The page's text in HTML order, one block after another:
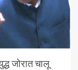
जोरात चालू